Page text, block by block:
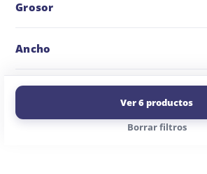
Grosor
Ancho
Ver 6 productos
Borrar filtros